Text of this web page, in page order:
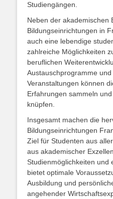
Studiengängen.
Neben der akademischen
Bildungseinrichtungen in
auch eine lebendige
zahlreiche Möglichkeiten
beruflichen
Austauschprogramme
Veranstaltungen können
Erfahrungen sammeln
knüpfen.
Insgesamt machen die
Bildungseinrichtungen
Ziel für Studenten aus
aus akademischer
Studienmöglichkeiten und
bietet optimale
Ausbildung und
angehender